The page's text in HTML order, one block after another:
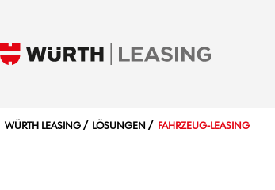
WÜRTH LEASING LÖSUNGEN FAHRZEUG-LEASING